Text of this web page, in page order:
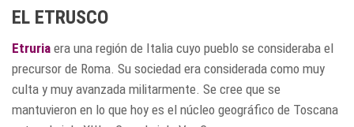
EL ETRUSCO
Etruria era una región de Italia cuyo pueblo se consideraba el
precursor de Roma. Su sociedad era considerada como muy
culta y muy avanzada militarmente. Se cree que se
mantuvieron en lo que hoy es el núcleo geográfico de Toscana